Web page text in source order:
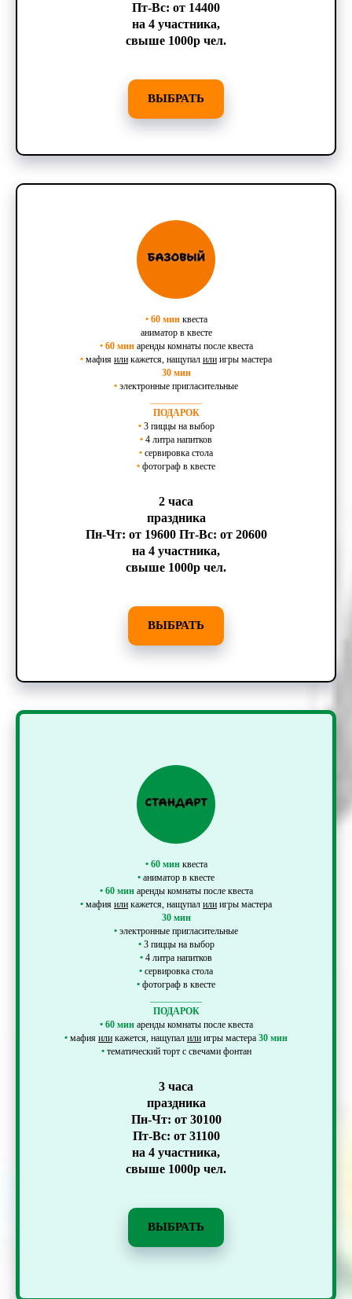
Пт-Вс: от 14400
на 4 участника,
свыше 1000р чел.
ВЫБРАТЬ
• 60 минквеста
аниматор в квесте
• 60 минаренды комнаты после квеста
• мафия или кажется, нащупал или игры мастера
30 мин
• электронные пригласительные
ПОДАРОК
• 3 пиццы на выбор
• 4 литра напитков
• сервировка стола
• фотограф в квесте
2 часа
праздника
Пн-Чт: от 19600 Пт-Вс: от 20600
на 4 участника,
свыше 1000р чел.
ВЫБРАТЬ
• 60 минквеста
• аниматор в квесте
• 60 минаренды комнаты после квеста
• мафия или кажется, нащупал или игры мастера
30 мин
• электронные пригласительные
• 3 пиццы на выбор
• 4 литра напитков
• сервировка стола
• фотограф в квесте
ПОДАРОК
• 60 минаренды комнаты после квеста
• мафия или кажется, нащупал или игры мастера 30 мин
• тематический торт с свечами фонтан
3 часа
праздника
Пн-Чт: от 30100
Пт-Вс: от 31100
на 4 участника,
свыше 1000р чел.
ВЫБРАТЬ